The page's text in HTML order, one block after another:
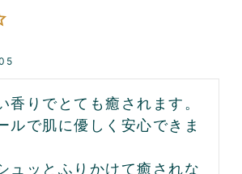
香りでとても癒されます。
ルで肌に優しく安心できま
ュッとふりかけて癒されな